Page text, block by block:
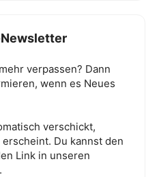
verpassen? Dann
wenn es Neues
verschickt,
Du kannst den
Link in unseren